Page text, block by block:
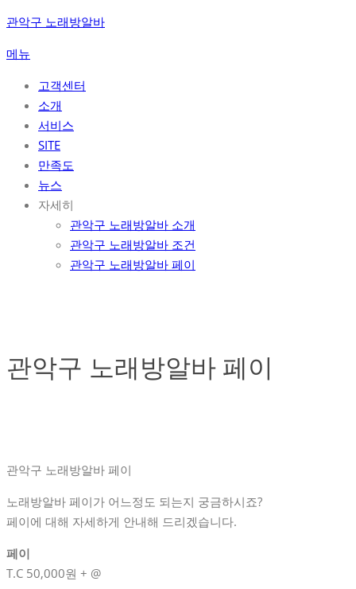
콘
츠
관악구 노래방알바
메뉴
고객센터
소개
서비스
SITE
만족도
뉴스
자세히
관악구 노래방알바 소개
관악구 노래방알바 조건
관악구 노래방알바 페이
관악구 노래방알바 페이
관악구 노래방알바 페이
노래방알바 페이가 어느정도 되는지 궁금하시죠?
페이에 대해 자세하게 안내해 드리겠습니다.
페이
T.C 50,000원 + @